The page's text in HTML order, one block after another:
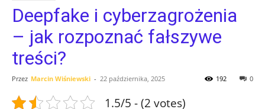
Deepfake i cyberzagrożenia
– jak rozpoznać fałszywe
treści?
Przez Marcin Wiśniewski - 22 października, 2025 0
192
1.5/5 - (2 votes)